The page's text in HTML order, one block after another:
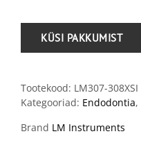
Tootekood: LM307-308XSI
Kategooriad: Endodontia,
Brand LM Instruments